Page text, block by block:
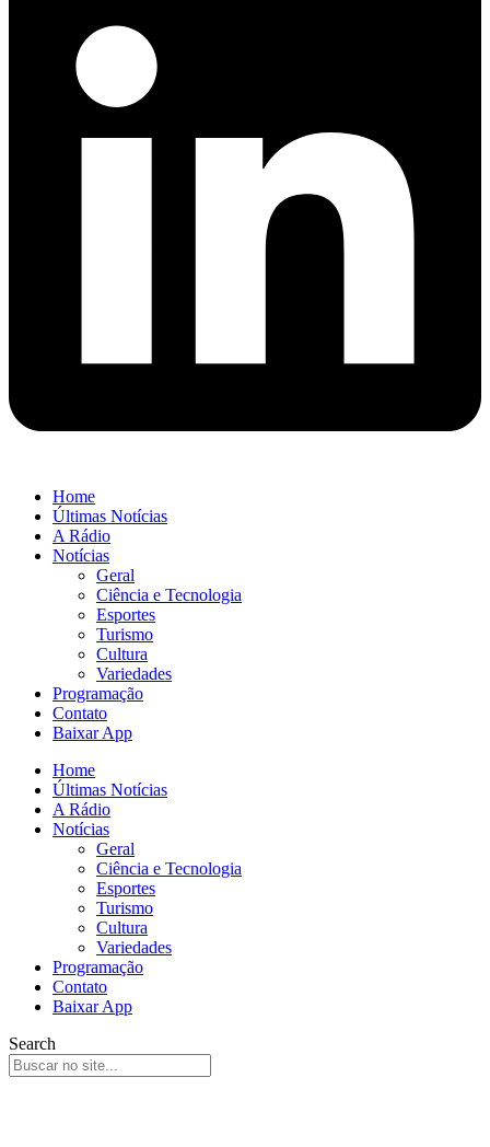
Home
Últimas Notícias
A Rádio
Notícias
Geral
Ciência e Tecnologia
Esportes
Turismo
Cultura
Variedades
Programação
Contato
Baixar App
Home
Últimas Notícias
A Rádio
Notícias
Geral
Ciência e Tecnologia
Esportes
Turismo
Cultura
Variedades
Programação
Contato
Baixar App
Search